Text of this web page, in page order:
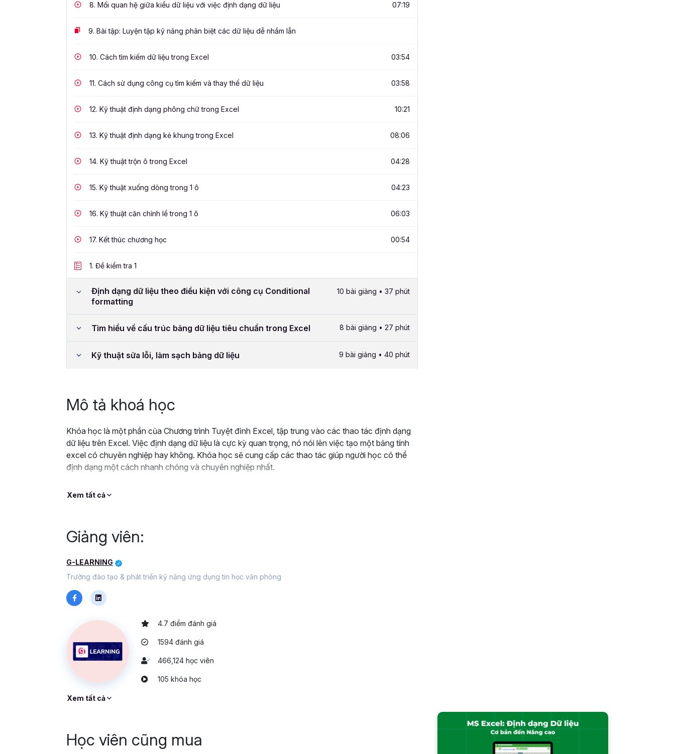
8. Mối quan hệ giữa kiểu dữ liệu với việc định dạng dữ liệu 07:19
9. Bài tập: Luyện tập kỹ năng phân biệt các dữ liệu dễ nhầm lẫn
10. Cách tìm kiếm dữ liệu trong Excel 03:54
11. Cách sử dụng công cụ tìm kiếm và thay thế dữ liệu 03:58
12. Kỹ thuật định dạng phông chữ trong Excel 10:21
13. Kỹ thuật định dạng kẻ khung trong Excel 08:06
14. Kỹ thuật trộn ô trong Excel 04:28
15. Kỹ thuật xuống dòng trong 1 ô 04:23
16. Kỹ thuật căn chỉnh lề trong 1 ô 06:03
17. Kết thúc chương học 00:54
1. Đề kiểm tra 1
Định dạng dữ liệu theo điều kiện với công cụ Conditional
formatting
10 bài giảng • 37 phút
Tìm hiểu về cấu trúc bảng dữ liệu tiêu chuẩn trong Excel 8 bài giảng • 27 phút
Kỹ thuật sửa lỗi, làm sạch bảng dữ liệu 9 bài giảng • 40 phút
Mô tả khoá học
Khóa học là một phần của Chương trình Tuyệt đỉnh Excel, tập trung vào các thao tác định dạng
dữ liệu trên Excel. Việc định dạng dữ liệu là cực kỳ quan trọng, nó nói lên việc tạo một bảng tính
excel có chuyên nghiệp hay không. Khóa học sẽ cung cấp các thao tác giúp người học có thể
định dạng một cách nhanh chóng và chuyên nghiệp nhất.
Xem tất cả
Giảng viên:
G-LEARNING
Trường đào tạo & phát triển kỹ năng ứng dụng tin học văn phòng
4.7 điểm đánh giá
1594 đánh giá
466,124 học viên
105 khóa học
Xem tất cả
Học viên cũng mua